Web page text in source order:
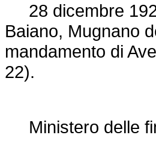
28 dicembre
Baiano, Mugnano
mandamento di
22).
Ministero delle